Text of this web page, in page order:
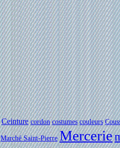
Ceinture cordon costumes couleurs
Marché Saint-Pierre Mercerie